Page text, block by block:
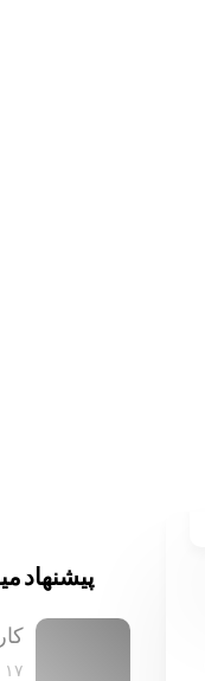
پیشنهاد
۱۷ اسفند ۱۴۰۰